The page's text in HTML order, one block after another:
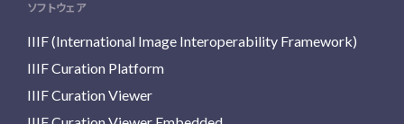
ソフトウェア
IIIF (International Image Interoperability Framework)
IIIF Curation Platform
IIIF Curation Viewer